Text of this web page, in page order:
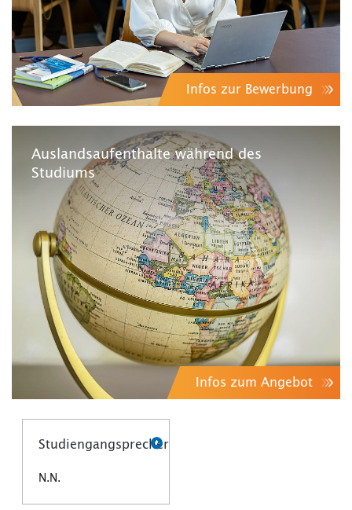
Infos zur Bewerbung
Auslandsaufenthalte während des
Studiums
Infos zum Angebot
Studiengangsprecher
N.N.